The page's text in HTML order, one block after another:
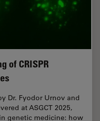
of CRISPR
Dr. Fyodor Urnov and
at ASGCT 2025,
genetic medicine: how